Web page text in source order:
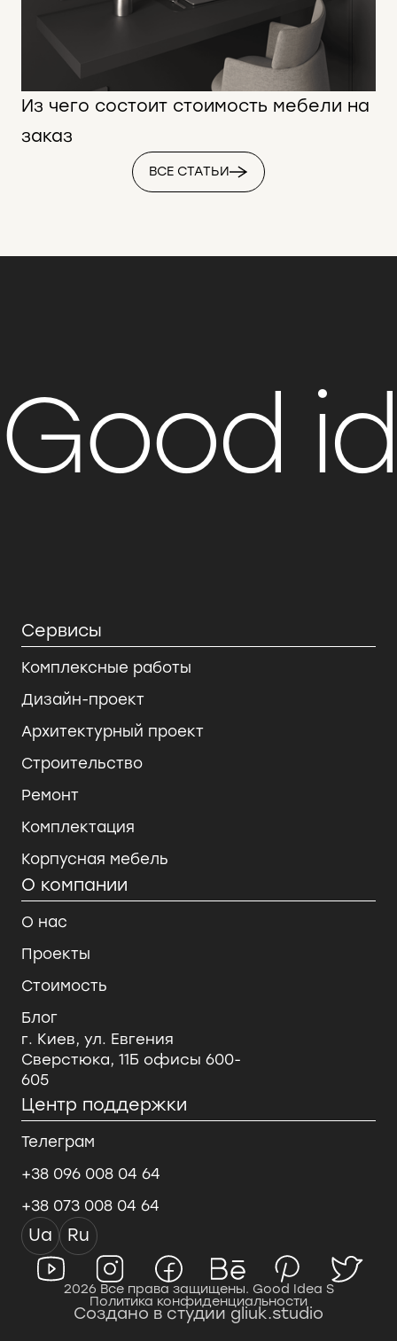
Из чего состоит стоимость мебели на
заказ
ВСЕ СТАТЬИ
Good
Сервисы
Комплексные работы
Дизайн-проект
Архитектурный проект
Строительство
Ремонт
Комплектация
Корпусная мебель
О компании
О нас
Проекты
Стоимость
Блог
г. Киев, ул. Евгения
Сверстюка, 11Б офисы 600-
605
Центр поддержки
Телеграм
+38 096 008 04 64
+38 073 008 04 64
Ua Ru
2026 Все права защищены. Good Idea S
Политика конфиденциальности
Создано в студии gliuk.studio